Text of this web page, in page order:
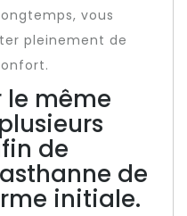
vous
pleinement de
le même
de
de
initiale.